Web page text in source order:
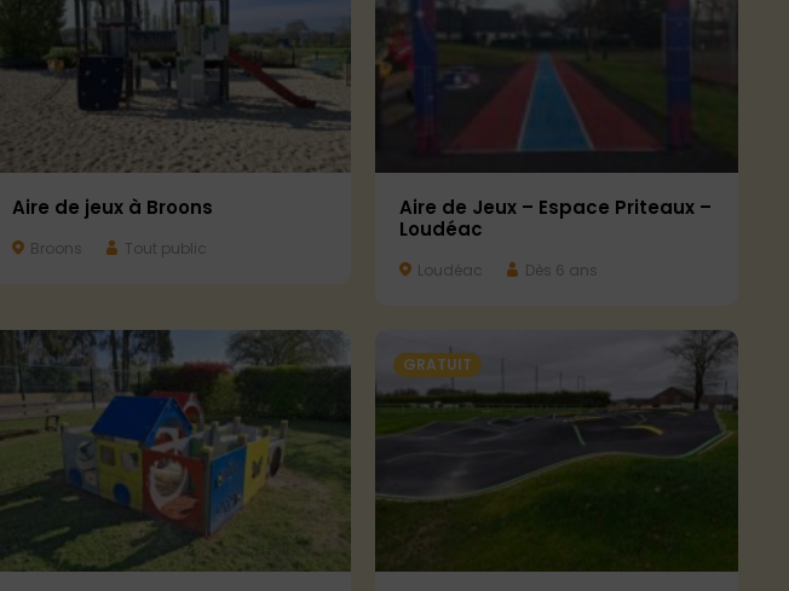
Aire de jeux à Broons
Broons Tout public
Aire de Jeux – Espace Priteaux –
Loudéac
Loudéac Dès 6 ans
GRATUIT